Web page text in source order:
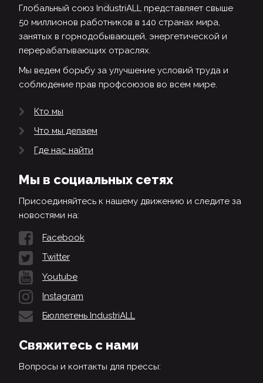
Глобальный союз IndustriALL представляет свыше
50 миллионов работников в 140 странах мира,
занятых в горнодобывающей, энергетической и
перерабатывающих отраслях.
Мы ведем борьбу за улучшение условий труда и
соблюдение прав профсоюзов во всем мире.
Кто мы
Что мы делаем
Где нас найти
Мы в социальных сетях
Присоединяйтесь к нашему движению и следите за
новостями на:
Facebook
Twitter
Youtube
Instagram
Бюллетень IndustriALL
Свяжитесь с нами
Вопросы и контакты для прессы: